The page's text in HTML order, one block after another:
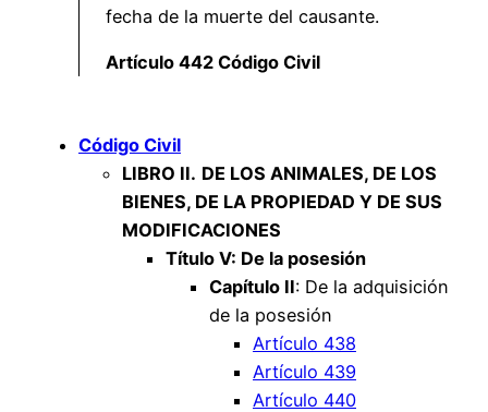
fecha de la muerte del causante.
Artículo 442 Código Civil
Código Civil
LIBRO II. DE LOS ANIMALES, DE LOS
BIENES, DE LA PROPIEDAD Y DE SUS
MODIFICACIONES
Título V: De la posesión
Capítulo II: De la adquisición
de la posesión
Artículo 438
Artículo 439
Artículo 440